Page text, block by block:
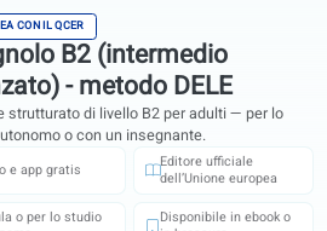
LINEA CON IL QCER
B2 (intermedio
- metodo DELE
strutturato di livello B2 per adulti — per
autonomo o con un insegnante.
e app gratis dell’Unione